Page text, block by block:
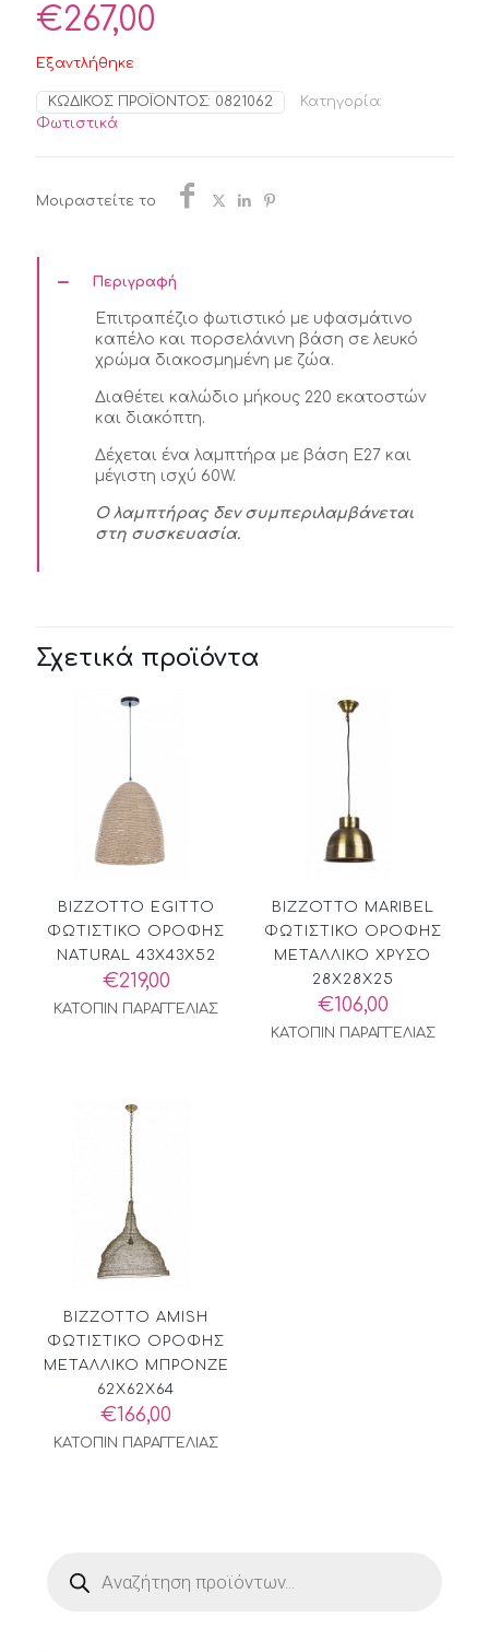
€267,00
Εξαντλήθηκε
ΚΩΔΙΚΌΣ ΠΡΟΪΌΝΤΟΣ: 0821062
Κατηγορία:
Φωτιστικά
Μοιραστείτε το
Περιγραφή
Επιτραπέζιο φωτιστικό με υφασμάτινο
καπέλο και πορσελάνινη βάση σε λευκό
χρώμα διακοσμημένη με ζώα.
Διαθέτει καλώδιο μήκους 220 εκατοστών
και διακόπτη.
Δέχεται ένα λαμπτήρα με βάση E27 και
μέγιστη ισχύ 60W.
Ο λαμπτήρας δεν συμπεριλαμβάνεται
στη συσκευασία.
Σχετικά προϊόντα
BIZZOTTO EGITTO
ΦΩΤΙΣΤΙΚΟ ΟΡΟΦΗΣ
NATURAL 43X43X52
€219,00
ΚΑΤΟΠΙΝ ΠΑΡΑΓΓΕΛΙΑΣ
BIZZOTTO MARIBEL
ΦΩΤΙΣΤΙΚΟ ΟΡΟΦΗΣ
ΜΕΤΑΛΛΙΚΟ ΧΡΥΣΟ
28X28X25
€106,00
ΚΑΤΟΠΙΝ ΠΑΡΑΓΓΕΛΙΑΣ
BIZZOTTO AMISH
ΦΩΤΙΣΤΙΚΟ ΟΡΟΦΗΣ
ΜΕΤΑΛΛΙΚΟ ΜΠΡΟΝΖΕ
62X62X64
€166,00
ΚΑΤΟΠΙΝ ΠΑΡΑΓΓΕΛΙΑΣ
search